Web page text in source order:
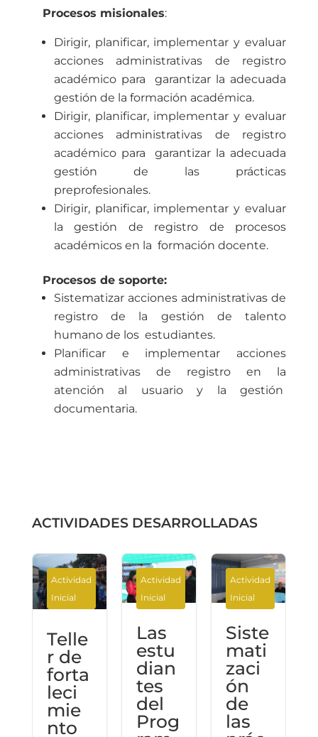
Procesos misionales:
Dirigir, planificar, implementar y evaluar
acciones administrativas de registro
académico para garantizar la adecuada
gestión de la formación académica.
Dirigir, planificar, implementar y evaluar
acciones administrativas de registro
académico para garantizar la adecuada
gestión de las prácticas
preprofesionales.
Dirigir, planificar, implementar y evaluar
la gestión de registro de procesos
académicos en la formación docente.
Procesos de soporte:
Sistematizar acciones administrativas de
registro de la gestión de talento
humano de los estudiantes.
Planificar e implementar acciones
administrativas de registro en la
atención al usuario y la gestión
documentaria.
ACTIVIDADES DESARROLLADAS
Actividad
Inicial
Telle
r de
forta
leci
mie
nto
Actividad
Inicial
Las
estu
dian
tes
del
Prog
Actividad
Inicial
Siste
mati
zaci
ón
de
las